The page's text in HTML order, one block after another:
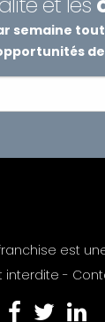
semaine
est
interdite -